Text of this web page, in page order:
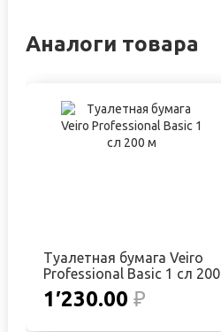
Аналоги товара
Туалетная бумага Veiro
Professional Basic 1 сл 200
м
1′230.00 ₽